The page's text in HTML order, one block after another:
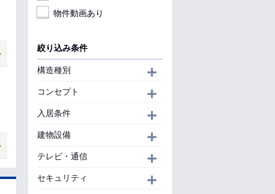
物件動画あり
絞り込み条件
構造種別
コンセプト
入居条件
建物設備
テレビ・通信
セキュリティ